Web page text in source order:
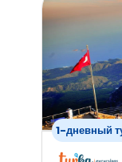
1-дневный